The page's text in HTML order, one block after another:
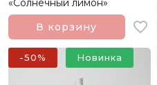
«Солнечный лимон»
В корзину
-50% Новинка